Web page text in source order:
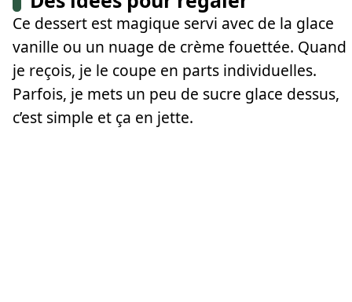
Ce dessert est magique servi avec de la glace
vanille ou un nuage de crème fouettée. Quand
je reçois, je le coupe en parts individuelles.
Parfois, je mets un peu de sucre glace dessus,
c’est simple et ça en jette.